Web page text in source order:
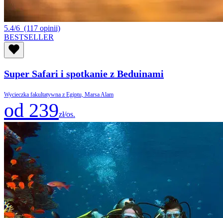
5.4/6 (117 opinii)
BESTSELLER
Super Safari i spotkanie z Beduinami
Wycieczka fakultatywna z Egiptu, Marsa Alam
od 239zł/os.